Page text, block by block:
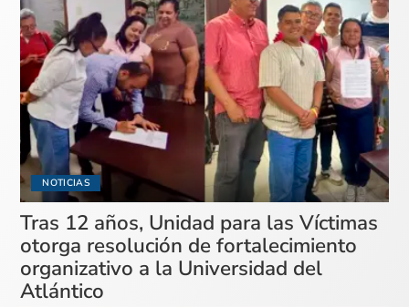
NOTICIAS
Tras 12 años, Unidad para las Víctimas
otorga resolución de fortalecimiento
organizativo a la Universidad del
Atlántico